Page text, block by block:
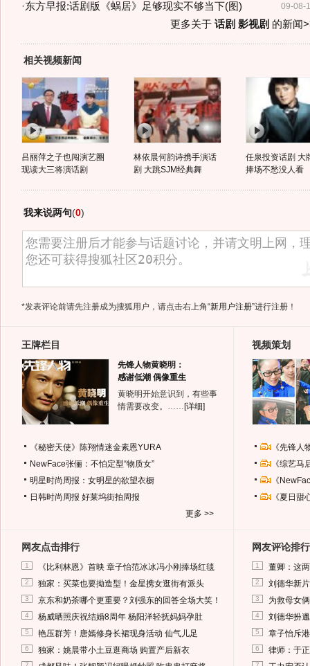
09-08-
·东方早报:话剧版《蜗居》足够现实不够当下(图)
更多关于 话剧 影视剧 的新闻
相关视频新闻
吕丽萍之子也闯演艺圈
现读大三将演话剧
林依晨何韵诗携手演话
剧 大跳SJM经典舞
任泉投资话剧 大
捧场不愁没人看
我来说两句(0)
*发表评论前请先注册成为搜狐用户，请点击右上角“新用户注册”进行注册！
王牌栏目
先锋人物黄晓明：
感谢低潮 偶像重生
黄晓明开始意识到，有些事
情需要改变。…… [详细]
《秘密天使》陈翔情迷金素恩YURA
NewFace张俪：不怕定型“物质女”
明星时尚周报：女明星的欲望衣橱
日韩时尚周报 好莱坞街拍周报
更多 >>
视频策划
《先锋
《综艺
《
《夏日
网友点击排行
1 《比利林恩》首映 章子怡范冰冰冯小刚捧场红毯
2 独家：买菜也要拗造型！金星携女逛街有派头
3 京东和奶茶哪个更重要？刘强东的回答全场大笑！
4 杨威晒照庆祝结婚8周年 杨阳洋轻抚妈妈孕肚
5 艳压群芳！唐嫣修身长裙现身活动 仙气儿足
6 独家：姚晨带小土豆逛商场 购置产后新衣
网友评论排行
1 董卿：这
2 刘德华新
3 为救母女
4 刘德华扮
5 章子怡斥
6 律师：于